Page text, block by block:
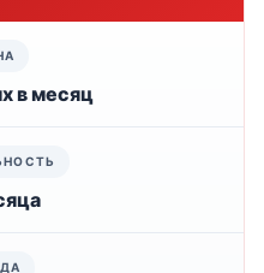
в месяц